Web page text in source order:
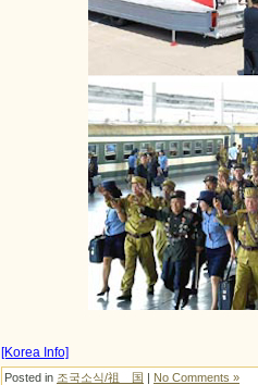
[Korea Info]
Posted in 조국소식/祖 国 | No Comments »